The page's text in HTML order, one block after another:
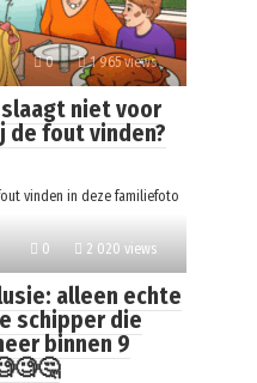
0 1 965 views
niet voor
de fout vinden?
vinden in deze familiefoto
0 2 020 views
alleen echte
schipper die
binnen 9